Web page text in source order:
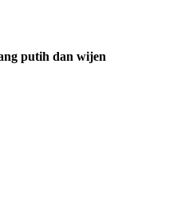
putih dan wijen